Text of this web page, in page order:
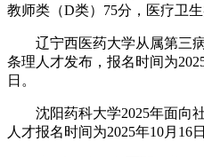
教师类（D类）75分，医疗卫生
辽宁西医药大学从属第三病
条理人才发布，报名时间为
日。
沈阳药科大学2025年面向
人才报名时间为2025年10月16